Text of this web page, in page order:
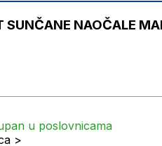
NAOČALE
u poslovnicama
>